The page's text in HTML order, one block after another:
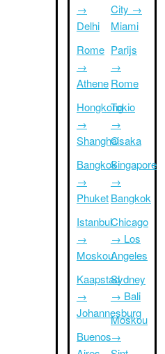
→
Delhi
Rome
→
Athene
Hongkong
→
Shanghai
Bangkok
→
Phuket
Istanbul
→
Moskou
Kaapstad
→
Johannesburg
Buenos
City →
Miami
Parijs
→
Rome
Tokio
→
Osaka
Singapore
→
Bangkok
Chicago
→ Los
Angeles
Sydney
→ Bali
Moskou
→